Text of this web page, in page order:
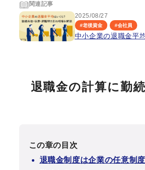
関連記事
2025/08/27
#老後資金 #会社員
中小企業の退職金平
退職金の計算に勤
この章の目次
退職金制度は企業の任意制度